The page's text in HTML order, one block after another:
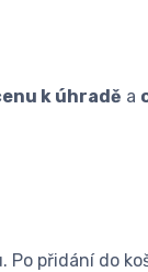
k úhradě a
přidání do